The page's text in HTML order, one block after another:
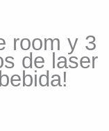
room y 3
de laser